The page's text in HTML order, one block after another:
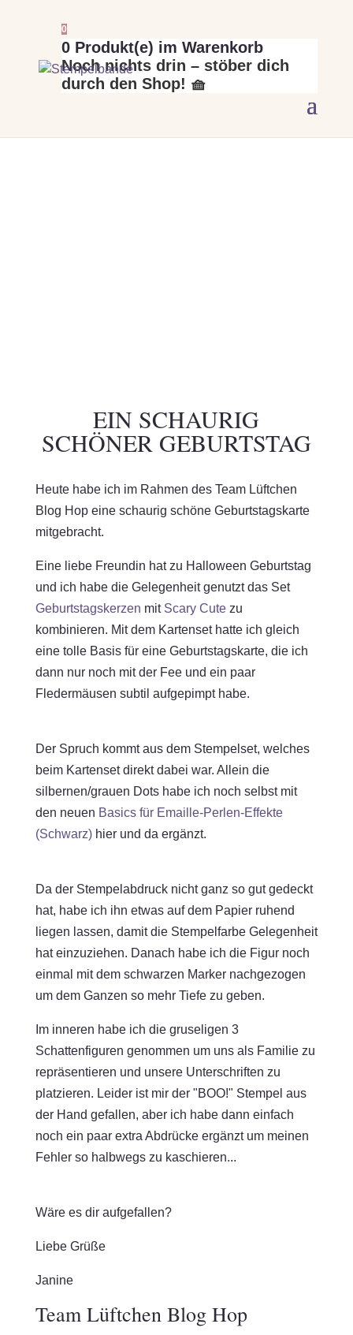
0
0 Produkt(e) im Warenkorb
Noch nichts drin – stöber dich
durch den Shop! 🧺
EIN SCHAURIG
SCHÖNER GEBURTSTAG
Heute habe ich im Rahmen des Team Lüftchen
Blog Hop eine schaurig schöne Geburtstagskarte
mitgebracht.
Eine liebe Freundin hat zu Halloween Geburtstag
und ich habe die Gelegenheit genutzt das Set
Geburtstagskerzen mit Scary Cutezu
kombinieren. Mit dem Kartenset hatte ich gleich
eine tolle Basis für eine Geburtstagskarte, die ich
dann nur noch mit der Fee und ein paar
Fledermäusen subtil aufgepimpt habe.
Der Spruch kommt aus dem Stempelset, welches
beim Kartenset direkt dabei war. Allein die
silbernen/grauen Dots habe ich noch selbst mit
den neuen Basics für Emaille-Perlen-Effekte
(Schwarz)hier und da ergänzt.
Da der Stempelabdruck nicht ganz so gut gedeckt
hat, habe ich ihn etwas auf dem Papier ruhend
liegen lassen, damit die Stempelfarbe Gelegenheit
hat einzuziehen. Danach habe ich die Figur noch
einmal mit dem schwarzen Marker nachgezogen
um dem Ganzen so mehr Tiefe zu geben.
Im inneren habe ich die gruseligen 3
Schattenfiguren genommen um uns als Familie zu
repräsentieren und unsere Unterschriften zu
platzieren. Leider ist mir der "BOO!" Stempel aus
der Hand gefallen, aber ich habe dann einfach
noch ein paar extra Abdrücke ergänzt um meinen
Fehler so halbwegs zu kaschieren...
Wäre es dir aufgefallen?
Liebe Grüße
Janine
Team Lüftchen Blog Hop